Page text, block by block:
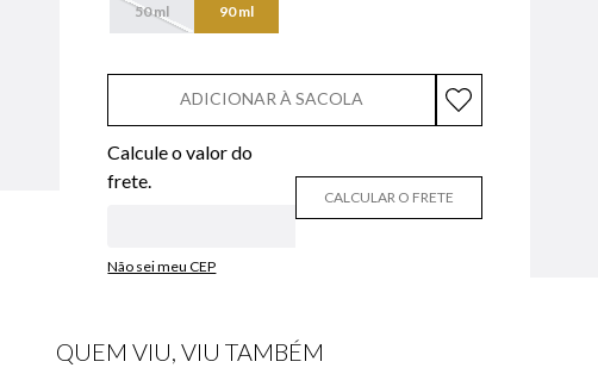
50 ml 90 ml
ADICIONAR À SACOLA
Não sei meu CEP
CALCULAR O FRETE
QUEM VIU, VIU TAMBÉM